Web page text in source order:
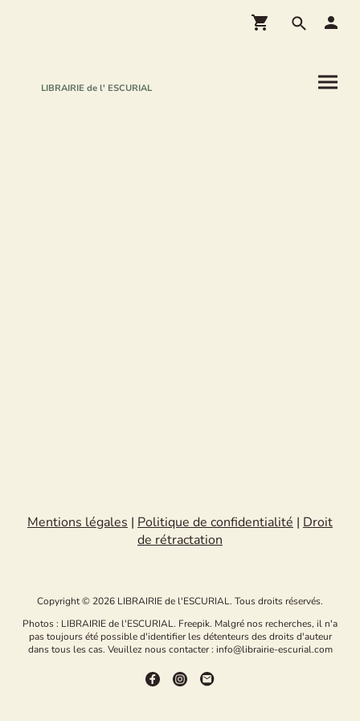
LIBRAIRIE de l' ESCURIAL
Mentions légales | Politique de confidentialité | Droit
de rétractation
Copyright © 2026 LIBRAIRIE de l'ESCURIAL. Tous droits réservés.
Photos : LIBRAIRIE de l'ESCURIAL. Freepik. Malgré nos recherches, il n'a
pas toujours été possible d'identifier les détenteurs des droits d'auteur
dans tous les cas. Veuillez nous contacter : info@librairie-escurial.com